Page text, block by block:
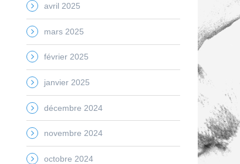
avril 2025
mars 2025
février 2025
janvier 2025
décembre 2024
novembre 2024
octobre 2024